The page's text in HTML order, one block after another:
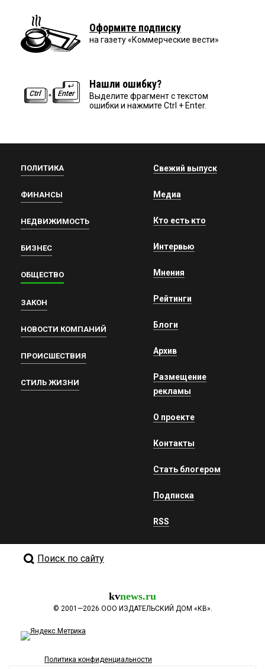
Оформите подписку
на газету «Коммерческие вести»
Нашли ошибку?
Выделите фрагмент с текстом
ошибки и нажмите Ctrl + Enter.
ПОЛИТИКА
ФИНАНСЫ
НЕДВИЖИМОСТЬ
БИЗНЕС
ОБЩЕСТВО
ЗАКОН
НОВОСТИ КОМПАНИЙ
ПРОИСШЕСТВИЯ
СТИЛЬ ЖИЗНИ
Свежий выпуск
Медиа
Кто есть кто
Интервью
Мнения
Рейтинги
Блоги
Архив
Размещение
рекламы
О проекте
Контакты
Стать блогером
Подписка
RSS
Поиск по сайту
kvnews.ru
© 2001—2026 ООО ИЗДАТЕЛЬСКИЙ ДОМ «КВ».
Политика конфиденциальности